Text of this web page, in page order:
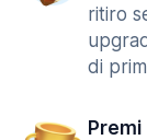
ritiro
di
Premi